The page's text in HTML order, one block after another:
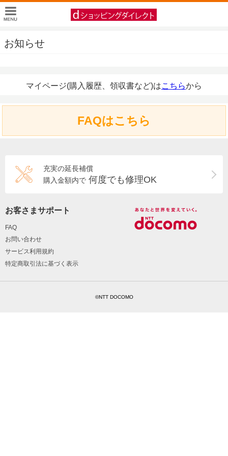
お知らせ
マイページ(購入履歴、領収書など)はこちらから
FAQはこちら
充実の延長補償
購入金額内で 何度でも修理OK
お客さまサポート
FAQ
お問い合わせ
サービス利用規約
特定商取引法に基づく表示
©NTT DOCOMO